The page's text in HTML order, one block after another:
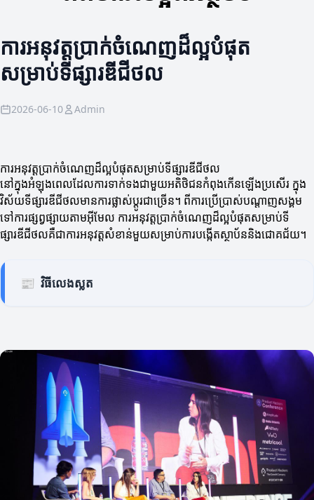
ការអនុវត្តប្រាក់ចំណេញដ៏ល្អបំផុត
សម្រាប់ទីផ្សារឌីជីថល
2026-06-10 Admin
ការអនុវត្តប្រាក់ចំណេញដ៏ល្អបំផុតសម្រាប់ទីផ្សារឌីជីថល
នៅក្នុងអំឡុងពេលដែលការទាក់ទងជាមួយអតិថិជនកំពុងកើនឡើងប្រសើរ ក្នុង
វិស័យទីផ្សារឌីជីថលមានការផ្លាស់ប្តូរជាច្រើន។ ពីការប្រើប្រាស់បណ្តាញសង្គម
ទៅការផ្សព្វផ្សាយតាមអ៊ីមែល ការអនុវត្តប្រាក់ចំណេញដ៏ល្អបំផុតសម្រាប់ទី
ផ្សារឌីជីថលគឺជាការអនុវត្តសំខាន់មួយសម្រាប់ការបង្កើតស្ថាប័ននិងជោគជ័យ។
📰 វិធីលេងស្លត